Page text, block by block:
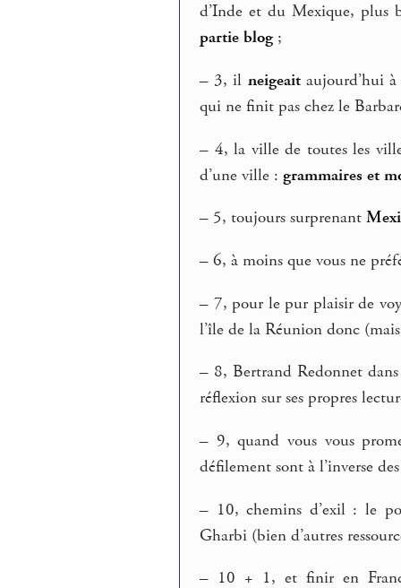
d’Inde et du Mexique, plus
partie blog ;
– 3, il neigeaitaujourd’hui
qui ne finit pas chez le
– 4, la ville de toutes les
d’une ville :grammaires et
– 5, toujours surprenant
– 6, à moins que vous ne
– 7, pour le pur plaisir de
l’île de la Réunion donc
– 8, Bertrand Redonnet
réflexion sur ses propres
– 9, quand vous vous
défilement sont à l’inverse
– 10, chemins d’exil : le
Gharbi (bien d’autres
– 10 + 1, et finir en